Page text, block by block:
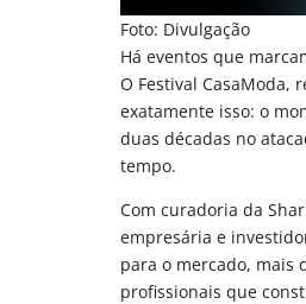
Foto: Divulgação
Há eventos que
O Festival CasaModa,
exatamente isso: o
duas décadas no
tempo.
Com curadoria da
empresária e
para o mercado, mais
profissionais que